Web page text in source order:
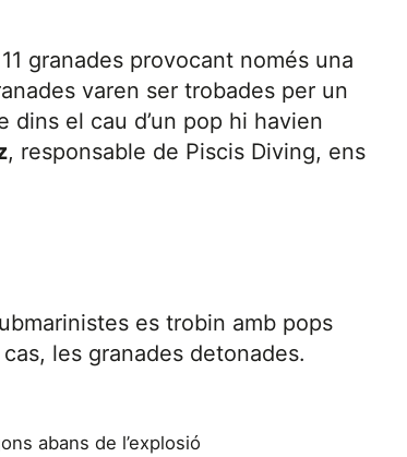
granades provocant només una
varen ser trobades per un
el cau d’un pop hi havien
, responsable de Piscis Diving, ens
es trobin amb pops
les granades detonades.
abans de l’explosió